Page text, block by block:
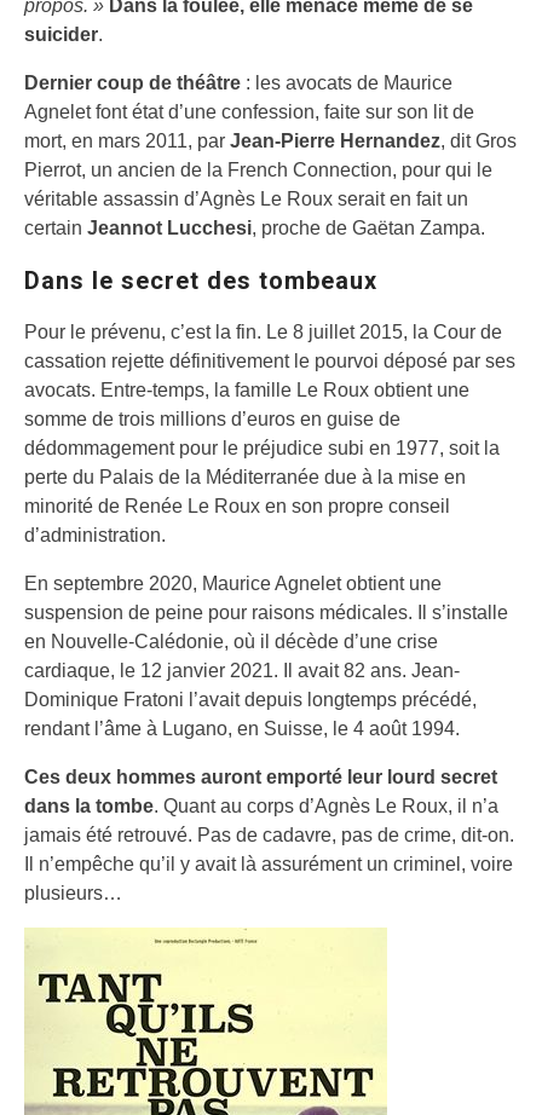
propos. » Dans la foulée, elle menace même de se
suicider.
Dernier coup de théâtre : les avocats de Maurice
Agnelet font état d’une confession, faite sur son lit de
mort, en mars 2011, par Jean-Pierre Hernandez, dit Gros
Pierrot, un ancien de la French Connection, pour qui le
véritable assassin d’Agnès Le Roux serait en fait un
certain Jeannot Lucchesi, proche de Gaëtan Zampa.
Dans le secret des tombeaux
Pour le prévenu, c’est la fin. Le 8 juillet 2015, la Cour de
cassation rejette définitivement le pourvoi déposé par ses
avocats. Entre-temps, la famille Le Roux obtient une
somme de trois millions d’euros en guise de
dédommagement pour le préjudice subi en 1977, soit la
perte du Palais de la Méditerranée due à la mise en
minorité de Renée Le Roux en son propre conseil
d’administration.
En septembre 2020, Maurice Agnelet obtient une
suspension de peine pour raisons médicales. Il s’installe
en Nouvelle-Calédonie, où il décède d’une crise
cardiaque, le 12 janvier 2021. Il avait 82 ans. Jean-
Dominique Fratoni l’avait depuis longtemps précédé,
rendant l’âme à Lugano, en Suisse, le 4 août 1994.
Ces deux hommes auront emporté leur lourd secret
dans la tombe. Quant au corps d’Agnès Le Roux, il n’a
jamais été retrouvé. Pas de cadavre, pas de crime, dit-on.
Il n’empêche qu’il y avait là assurément un criminel, voire
plusieurs…